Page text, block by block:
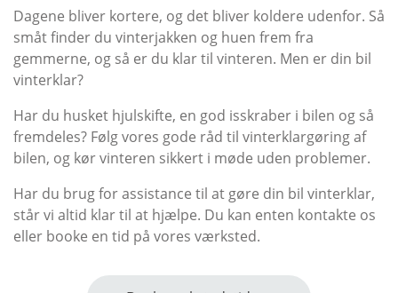
Dagene bliver kortere, og det bliver koldere udenfor. Så
småt finder du vinterjakken og huen frem fra
gemmerne, og så er du klar til vinteren. Men er din bil
vinterklar?
Har du husket hjulskifte, en god isskraber i bilen og så
fremdeles? Følg vores gode råd til vinterklargøring af
bilen, og kør vinteren sikkert i møde uden problemer.
Har du brug for assistance til at gøre din bil vinterklar,
står vi altid klar til at hjælpe. Du kan enten kontakte os
eller booke en tid på vores værksted.